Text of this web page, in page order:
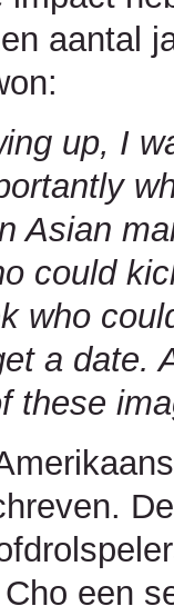
aantal
up, I
Asian
could
who
a date.
these
een